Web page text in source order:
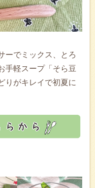
ーでミックス、とろ
手軽スープ「そら豆
りがキレイで初夏に